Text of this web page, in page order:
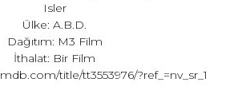
Isler
Ülke: A.B.D.
Dağıtım: M3 Film
İthalat: Bir Film
title/tt3553976/?ref_=nv_sr_1